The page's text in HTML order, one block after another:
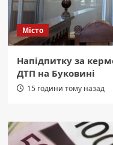
Місто
Напідпитку за
ДТП на Буковині
15 години тому назад